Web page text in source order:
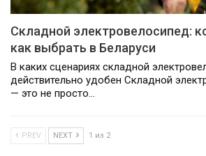
Складной электровелосипед:
как выбрать в Беларуси
В каких сценариях складной
действительно удобен Складной
— это не просто…
PREV NEXT 1 из 2